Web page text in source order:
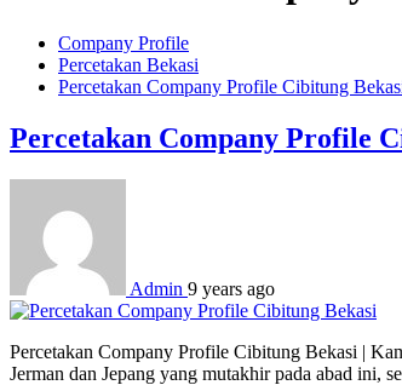
Company Profile
Percetakan Bekasi
Percetakan Company Profile Cibitung
Percetakan Company Profile
Admin 9 years ago
Percetakan Company Profile Cibitung Bekasi |
Jerman dan Jepang yang mutakhir pada abad ini,